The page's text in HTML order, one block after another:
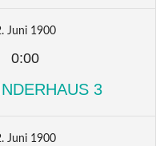
Juni 1900
0:00
3
Juni 1900